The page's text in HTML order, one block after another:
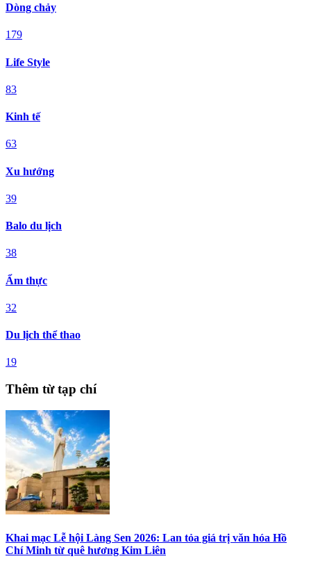
Dòng chảy
179
Life Style
83
Kinh tế
63
Xu hướng
39
Balo du lịch
38
Ẩm thực
32
Du lịch thể thao
19
Thêm từ tạp chí
Khai mạc Lễ hội Làng Sen 2026: Lan tỏa giá trị văn hóa Hồ
Chí Minh từ quê hương Kim Liên